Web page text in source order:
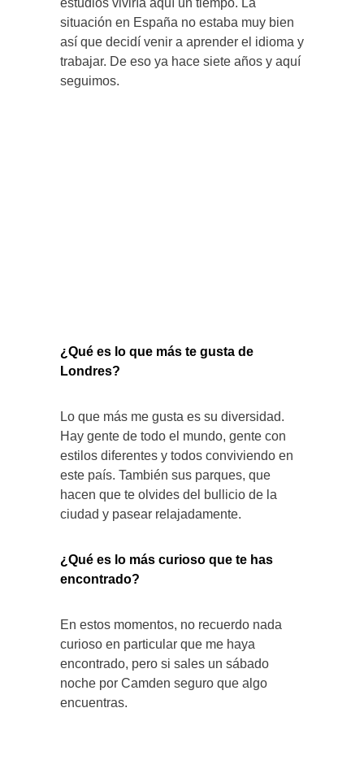
estudios viviría aquí un tiempo. La
situación en España no estaba muy bien
así que decidí venir a aprender el idioma y
trabajar. De eso ya hace siete años y aquí
seguimos.
¿Qué es lo que más te gusta de
Londres?
Lo que más me gusta es su diversidad.
Hay gente de todo el mundo, gente con
estilos diferentes y todos conviviendo en
este país. También sus parques, que
hacen que te olvides del bullicio de la
ciudad y pasear relajadamente.
¿Qué es lo más curioso que te has
encontrado?
En estos momentos, no recuerdo nada
curioso en particular que me haya
encontrado, pero si sales un sábado
noche por Camden seguro que algo
encuentras.